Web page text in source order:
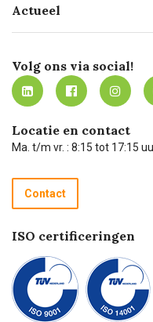
Missie
Certificering
Werken bij Carel Lurvink
MVO
Bezorgen
Mijn Carel Lurvink
Mijn Carel Lurvink
Carel Lurvink App
Hulp op afstand
Technische dienst
Recycle programma
Betalen
Actueel
Innovation LAB
Tevreden klanten
Carel Lurvink Blog
Carel de podcast
Volg ons via social!
Locatie en contact
Ma. t/m vr. : 8:15 tot 17:15
Contact
ISO certificeringen